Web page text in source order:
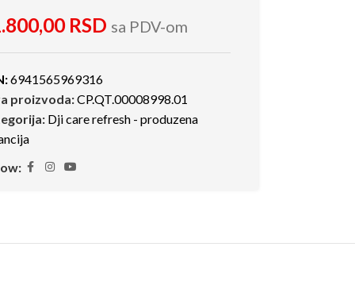
RSD sa PDV-om
6941565969316
proizvoda:CP.QT.00008998.01
Dji care refresh - produzena